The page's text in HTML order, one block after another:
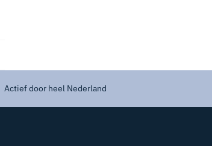
Actief door heel Nederland